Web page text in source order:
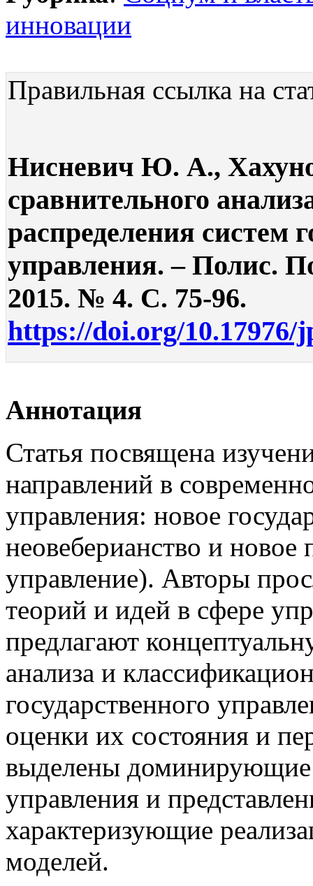
инновации
Правильная ссылка на
Нисневич Ю. А.,
сравнительного
распределения систем
управления. – Полис.
2015. № 4. С. 75-96.
https://doi.org/10.17976/
Аннотация
Статья посвящена
направлений в
управления: новое
неовеберианство и новое
управление). Авторы
теорий и идей в сфере
предлагают
анализа и
государственного
оценки их состояния и
выделены
управления и
характеризующие
моделей.